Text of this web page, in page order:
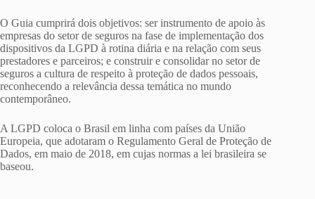
O Guia cumprirá dois objetivos: ser instrumento de apoio às
empresas do setor de seguros na fase de implementação dos
dispositivos da LGPD à rotina diária e na relação com seus
prestadores e parceiros; e construir e consolidar no setor de
seguros a cultura de respeito à proteção de dados pessoais,
reconhecendo a relevância dessa temática no mundo
contemporâneo.
A LGPD coloca o Brasil em linha com países da União
Europeia, que adotaram o Regulamento Geral de Proteção de
Dados, em maio de 2018, em cujas normas a lei brasileira se
baseou.